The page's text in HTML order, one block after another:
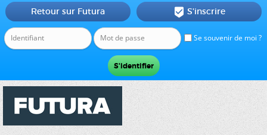
Se souvenir de moi ?
Retour sur Futura  S'inscrire